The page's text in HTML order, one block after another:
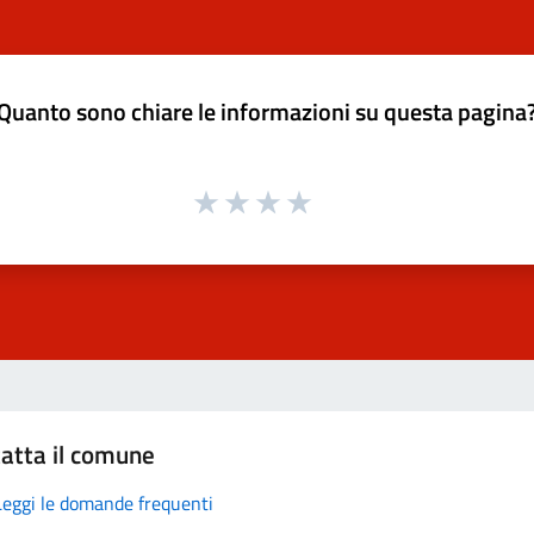
sono chiare le informazioni su questa
il comune
le domande frequenti